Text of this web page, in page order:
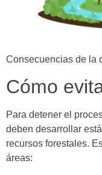
Consecuencias de la
Cómo
Para detener el
deben desarrollar
recursos forestales.
áreas: